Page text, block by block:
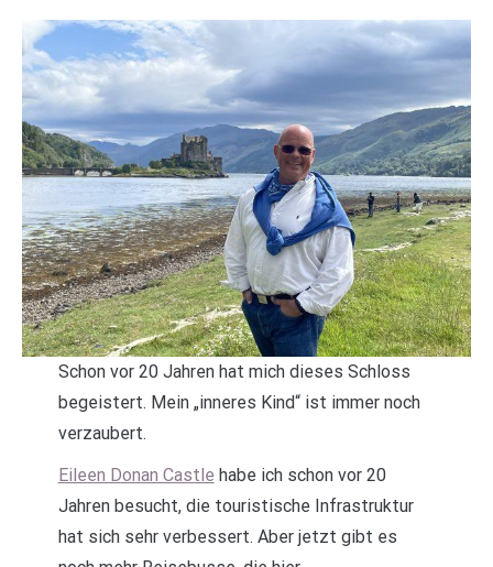
Schon vor 20 Jahren hat mich dieses Schloss
begeistert. Mein „inneres Kind“ ist immer noch
verzaubert.
Eileen Donan Castle habe ich schon vor 20
Jahren besucht, die touristische Infrastruktur
hat sich sehr verbessert. Aber jetzt gibt es